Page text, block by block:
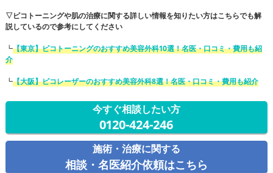
▽ピコトーニングや肌の治療に関する詳しい情報を知りたい方はこちらでも解
説しているので参考にしてください
┗【東京】ピコトーニングのおすすめ美容外科10選！名医・口コミ・費用も紹
介
┗【大阪】ピコレーザーのおすすめ美容外科8選！名医・口コミ・費用も紹介
今すぐ相談したい方
0120-424-246
施術・治療に関する
相談・名医紹介依頼はこちら